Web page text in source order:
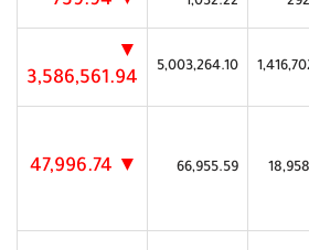
5,003,264.10
▼
3,586,561.94
66,955.59
▼ 47,996.74